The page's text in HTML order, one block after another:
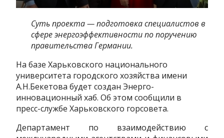
Суть проекта — подготовка специалистов в
сфере энергоэффективности по поручению
правительства Германии.
На базе Харьковского национального
университета городского хозяйства имени
А.Н.Бекетова будет создан Энерго-
инновационный хаб. Об этом сообщили в
пресс-службе Харьковского горсовета.
Департамент по взаимодействию с